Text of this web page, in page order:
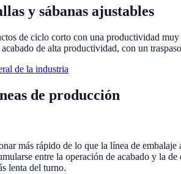
y sábanas ajustables
de ciclo corto con una productividad
de alta productividad, con un
de la industria
de producción
más rápido de lo que la línea de
entre la operación de acabado y la
lenta del turno.